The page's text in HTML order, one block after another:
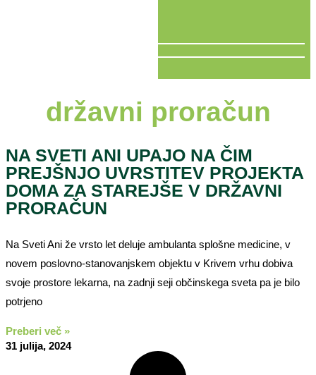
državni proračun
NA SVETI ANI UPAJO NA ČIM
PREJŠNJO UVRSTITEV PROJEKTA
DOMA ZA STAREJŠE V DRŽAVNI
PRORAČUN
Na Sveti Ani že vrsto let deluje ambulanta splošne medicine, v
novem poslovno-stanovanjskem objektu v Krivem vrhu dobiva
svoje prostore lekarna, na zadnji seji občinskega sveta pa je bilo
potrjeno
Preberi več »
31 julija, 2024